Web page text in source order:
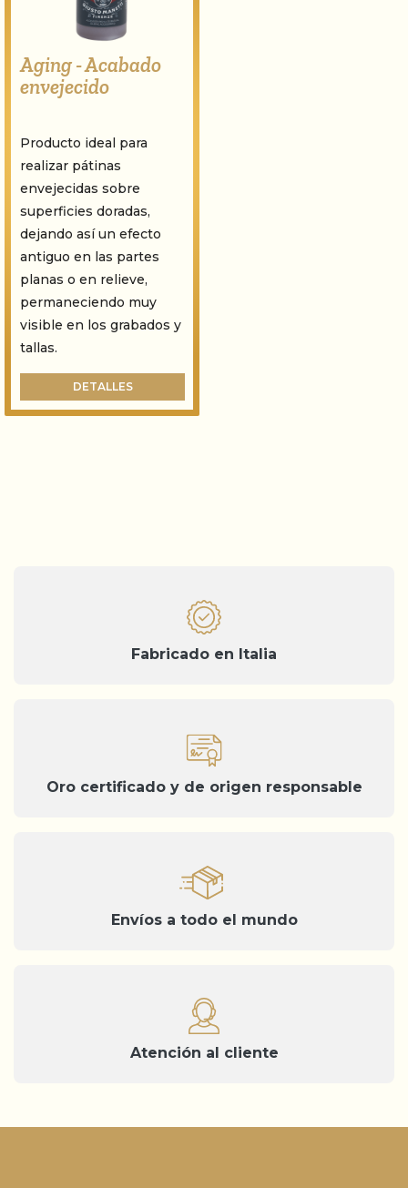
Aging - Acabado
envejecido
Producto ideal para
realizar pátinas
envejecidas sobre
superficies doradas,
dejando así un efecto
antiguo en las partes
planas o en relieve,
permaneciendo muy
visible en los grabados y
tallas.
DETALLES
Fabricado en Italia
Oro certificado y de origen responsable
Envíos a todo el mundo
Atención al cliente